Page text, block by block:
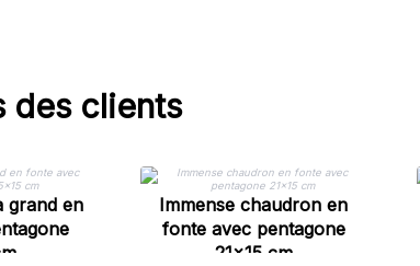
des clients
grand en
Immense chaudron en
fonte avec pentagone
21x15 cm